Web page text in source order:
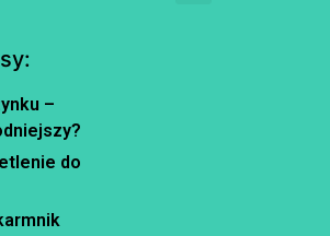
–
do